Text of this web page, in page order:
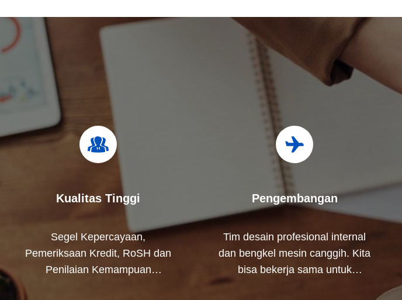
Kualitas Tinggi
Segel Kepercayaan,
Pemeriksaan Kredit, RoSH dan
Penilaian Kemampuan
Pengembangan
Tim desain profesional internal
dan bengkel mesin canggih. Kita
bisa bekerja sama untuk
mengembangkan produk yang